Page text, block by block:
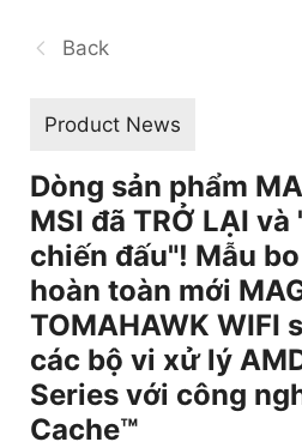
Back
Product News
Dòng sản phẩm
MSI đã TRỞ LẠI và
chiến đấu"! Mẫu
hoàn toàn mới
TOMAHAWK WIFI
các bộ vi xử lý
Series với công
Cache™